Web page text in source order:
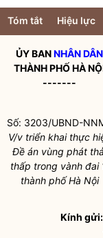
Tóm tắt Hiệu lực
ỦY BANNHÂN DÂN
THÀNH PHỐ HÀ
-------
Số: 3203/UBND-
V/v triển khai thực
Đề án vùng phát
thấp trong vành đai
thành phố Hà Nội
Kính gửi: